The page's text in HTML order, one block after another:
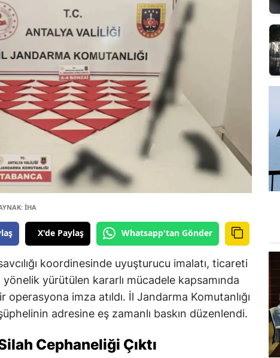
İHA
X'de Paylaş Whatsapp'tan Gönder
koordinesinde uyuşturucu imalatı, ticareti
yönelik yürütülen kararlı mücadele kapsamında
operasyona imza atıldı. İl Jandarma Komutanlığı
adresine eş zamanlı baskın düzenlendi.
Cephaneliği Çıktı